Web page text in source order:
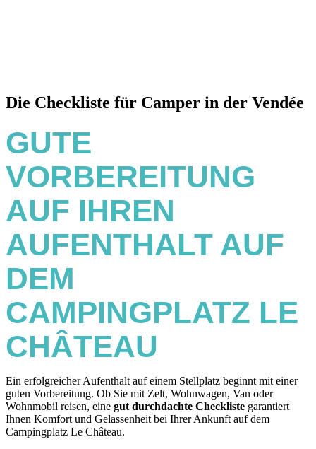
Die Checkliste für Camper in der Vendée
GUTE
VORBEREITUNG
AUF IHREN
AUFENTHALT AUF
DEM
CAMPINGPLATZ LE
CHÂTEAU
Ein erfolgreicher Aufenthalt auf einem Stellplatz beginnt mit einer
guten Vorbereitung. Ob Sie mit Zelt, Wohnwagen, Van oder
Wohnmobil reisen, eine gut durchdachte Checkliste garantiert
Ihnen Komfort und Gelassenheit bei Ihrer Ankunft auf dem
Campingplatz Le Château.